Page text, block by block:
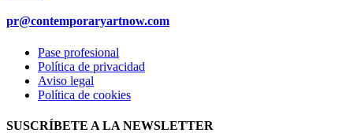
pr@contemporaryartnow.com
Pase profesional
Política de privacidad
Aviso legal
Política de cookies
SUSCRÍBETE A LA NEWSLETTER